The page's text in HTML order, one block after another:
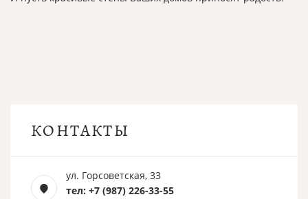
КОНТАКТЫ
ул. Горсоветская, 33
тел: +7 (987) 226-33-55